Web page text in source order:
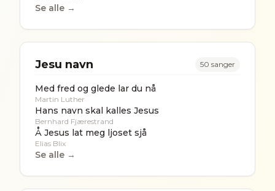
Se alle →
Jesu navn 50 sanger
Med fred og glede lar du nå
Martin Luther
Hans navn skal kalles Jesus
Bernhard Fjærestrand
Å Jesus lat meg ljoset sjå
Elias Blix
Se alle →